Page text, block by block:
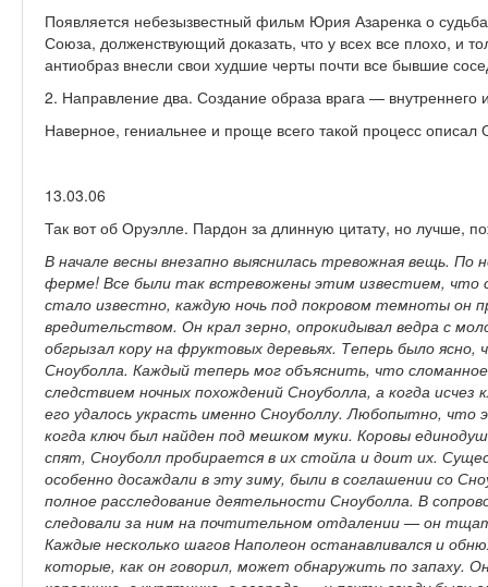
Появляется небезызвестный фильм Юрия Азаренка о
Союза, долженствующий доказать, что у всех все плохо, и
антиобраз внесли свои худшие черты почти все бывшие
2. Направление два. Создание образа врага — внутреннего
Наверное, гениальнее и проще всего такой процесс
13.03.06
Так вот об Оруэлле. Пардон за длинную цитату, но лучше,
В начале весны внезапно выяснилась тревожная вещь. По
ферме! Все были так встревожены этим известием, что
стало известно, каждую ночь под покровом темноты он
вредительством. Он крал зерно, опрокидывал ведра с
обгрызал кору на фруктовых деревьях. Теперь было ясно,
Сноуболла. Каждый теперь мог объяснить, что
следствием ночных похождений Сноуболла, а когда
его удалось украсть именно Сноуболлу. Любопытно, что
когда ключ был найден под мешком муки. Коровы
спят, Сноуболл пробирается в их стойла и доит их.
особенно досаждали в эту зиму, были в соглашении со
полное расследование деятельности Сноуболла. В
следовали за ним на почтительном отдалении — он
Каждые несколько шагов Наполеон останавливался и
которые, как он говорил, может обнаружить по запаху.